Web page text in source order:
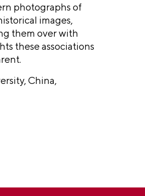
photographs of
images,
them over with
these associations
China,